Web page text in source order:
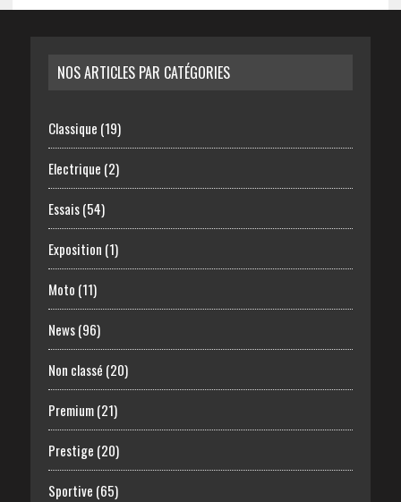
NOS ARTICLES PAR CATÉGORIES
Classique (19)
Electrique (2)
Essais(54)
Exposition (1)
Moto (11)
News(96)
Non classé (20)
Premium(21)
Prestige (20)
Sportive (65)